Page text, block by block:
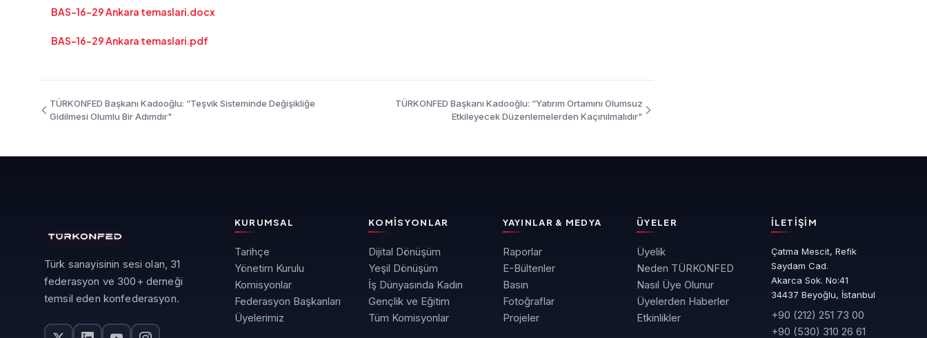
BAS-16-29 Ankara temaslari.docx
BAS-16-29 Ankara temaslari.pdf
TÜRKONFED Başkanı Kadooğlu: “Teşvik Sisteminde Değişikliğe
Gidilmesi Olumlu Bir Adımdır"
TÜRKONFED Başkanı Kadooğlu: “Yatırım Ortamını Olumsuz
Etkileyecek Düzenlemelerden Kaçınılmalıdır"
Türk sanayisinin sesi olan, 31
federasyon ve 300+ derneği
temsil eden konfederasyon.
KURUMSAL
Tarihçe
Yönetim Kurulu
Komisyonlar
Federasyon Başkanları
Üyelerimiz
KOMISYONLAR
Dijital Dönüşüm
Yeşil Dönüşüm
İş Dünyasında Kadın
Gençlik ve Eğitim
Tüm Komisyonlar
YAYINLAR & MEDYA
Raporlar
E-Bültenler
Basın
Fotoğraflar
Projeler
ÜYELER
Üyelik
Neden TÜRKONFED
Nasıl Üye Olunur
Üyelerden Haberler
Etkinlikler
İLETIŞIM
Çatma Mescit, Refik
Saydam Cad.
Akarca Sok. No:41
34437 Beyoğlu, İstanbul
+90 (212) 251 73 00
+90 (530) 310 26 61